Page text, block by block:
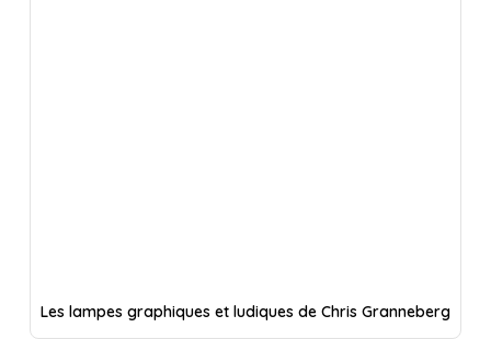
Les lampes graphiques et ludiques de Chris Granneberg